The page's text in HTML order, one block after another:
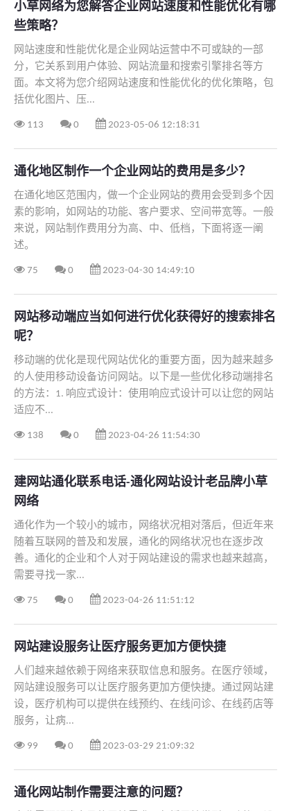
小草网络为您解答企业网站速度和性能优化有哪
些策略？
网站速度和性能优化是企业网站运营中不可或缺的一部
分，它关系到用户体验、网站流量和搜索引擎排名等方
面。本文将为您介绍网站速度和性能优化的优化策略，包
括优化图片、压...
113 0 2023-05-06 12:18:31
通化地区制作一个企业网站的费用是多少？
在通化地区范围内，做一个企业网站的费用会受到多个因
素的影响，如网站的功能、客户要求、空间带宽等。一般
来说，网站制作费用分为高、中、低档，下面将逐一阐
述。
75 0 2023-04-30 14:49:10
网站移动端应当如何进行优化获得好的搜索排名
呢？
移动端的优化是现代网站优化的重要方面，因为越来越多
的人使用移动设备访问网站。以下是一些优化移动端排名
的方法：1. 响应式设计：使用响应式设计可以让您的网站
适应不...
138 0 2023-04-26 11:54:30
建网站通化联系电话-通化网站设计老品牌小草
网络
通化作为一个较小的城市，网络状况相对落后，但近年来
随着互联网的普及和发展，通化的网络状况也在逐步改
善。通化的企业和个人对于网站建设的需求也越来越高，
需要寻找一家...
75 0 2023-04-26 11:51:12
网站建设服务让医疗服务更加方便快捷
人们越来越依赖于网络来获取信息和服务。在医疗领域，
网站建设服务可以让医疗服务更加方便快捷。通过网站建
设，医疗机构可以提供在线预约、在线问诊、在线药店等
服务，让病...
99 0 2023-03-29 21:09:32
通化网站制作需要注意的问题？